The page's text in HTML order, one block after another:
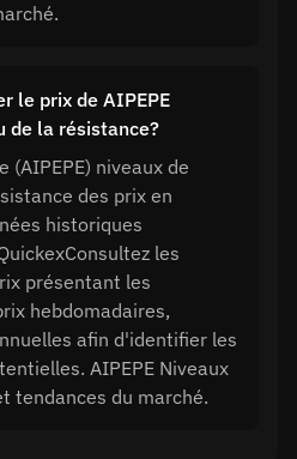
le prix de AIPEPE
de la résistance?
(AIPEPE) niveaux de
des prix en
historiques
les
présentant les
hebdomadaires,
afin d'identifier les
AIPEPE Niveaux
tendances du marché.